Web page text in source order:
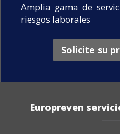
Amplia gama de
riesgos laborales
Solicite su
Europreven